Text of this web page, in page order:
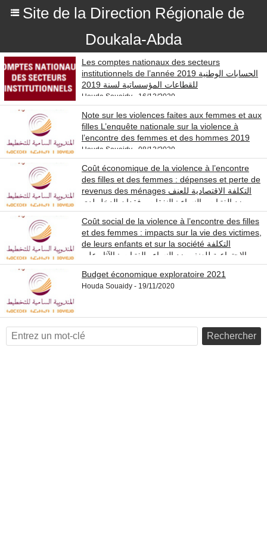
Site de la Direction Régionale de
Doukala-Abda
Les comptes nationaux des secteurs
institutionnels de l’année 2019 الحسابات الوطنية
للقطاعات المؤسساتية لسنة 2019
Houda Souaidy - 16/12/2020
Note sur les violences faites aux femmes et aux
filles L’enquête nationale sur la violence à
l’encontre des femmes et des hommes 2019
Houda Souaidy - 08/12/2020
Coût économique de la violence à l’encontre
des filles et des femmes : dépenses et perte de
revenus des ménages التكلفة الاقتصادية للعنف
ضد الفتيات والنساء : النفقات وفقدان الدخل لدى
الأسر
Houda Souaidy - 30/11/2020
Coût social de la violence à l’encontre des filles
et des femmes : impacts sur la vie des victimes,
de leurs enfants et sur la société التكلفة
الاجتماعية للعنف ضد النساء والفتيات : الآثار على
حياة ضحايا العنف وعلى أطفالهن وعلى المجتمع
Houda Souaidy - 30/11/2020
Budget économique exploratoire 2021
Houda Souaidy - 19/11/2020
Rechercher